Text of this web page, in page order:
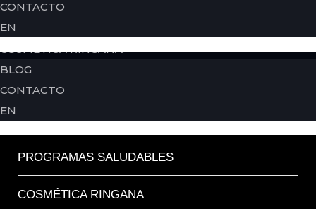
back
PROGRAMAS SALUDABLES
COSMÉTICA RINGANA
BLOG
CONTACTO
EN
CONTACTO
EN
PROGRAMAS
PROGRAMAS SALUDABLES
COSMÉTICA RINGANA